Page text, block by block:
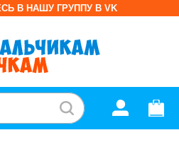
В НАШУ ГРУППУ В VK